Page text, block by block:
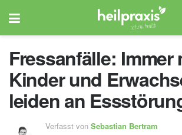
Fressanfälle: Immer
Kinder und
leiden an
Verfasst von Sebastian Bertram